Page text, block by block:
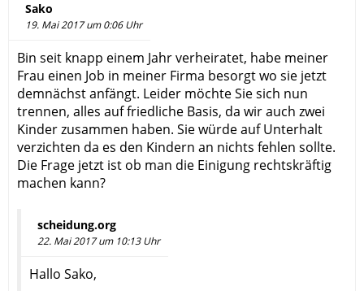
Sako
19. Mai 2017 um 0:06 Uhr
Bin seit knapp einem Jahr verheiratet, habe meiner
Frau einen Job in meiner Firma besorgt wo sie jetzt
demnächst anfängt. Leider möchte Sie sich nun
trennen, alles auf friedliche Basis, da wir auch zwei
Kinder zusammen haben. Sie würde auf Unterhalt
verzichten da es den Kindern an nichts fehlen sollte.
Die Frage jetzt ist ob man die Einigung rechtskräftig
machen kann?
scheidung.org
22. Mai 2017 um 10:13 Uhr
Hallo Sako,